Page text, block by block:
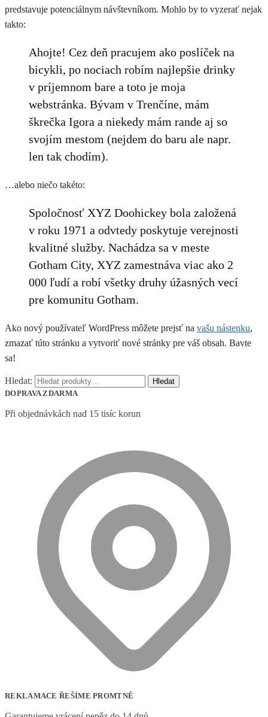
predstavuje potenciálnym návštevníkom. Mohlo by to vyzerať nejak
takto:
Ahojte! Cez deň pracujem ako poslíček na
bicykli, po nociach robím najlepšie drinky
v príjemnom bare a toto je moja
webstránka. Bývam v Trenčíne, mám
škrečka Igora a niekedy mám rande aj so
svojím mestom (nejdem do baru ale napr.
len tak chodím).
…alebo niečo takéto:
Spoločnosť XYZ Doohickey bola založená
v roku 1971 a odvtedy poskytuje verejnosti
kvalitné služby. Nachádza sa v meste
Gotham City, XYZ zamestnáva viac ako 2
000 ľudí a robí všetky druhy úžasných vecí
pre komunitu Gotham.
Ako nový používateľ WordPress môžete prejsť na vašu nástenku,
zmazať túto stránku a vytvoriť nové stránky pre váš obsah. Bavte
sa!
Hledat:
Hledat
DOPRAVA ZDARMA
Při objednávkách nad 15 tisíc korun
REKLAMACE ŘEŠÍME PROMTNĚ